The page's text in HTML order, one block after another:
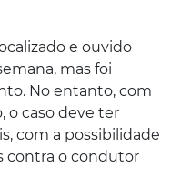
e ouvido
mas foi
No entanto, com
o caso deve ter
com a possibilidade
contra o condutor